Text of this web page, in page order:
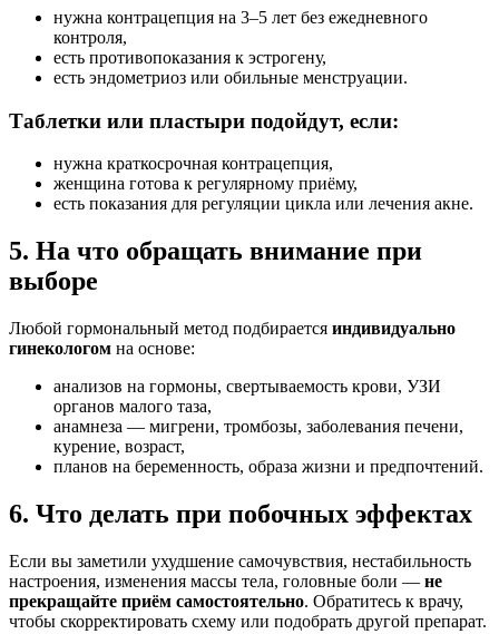
нужна контрацепция на 3–5 лет без ежедневного
контроля,
есть противопоказания к эстрогену,
есть эндометриоз или обильные менструации.
Таблетки или пластыри подойдут, если:
нужна краткосрочная контрацепция,
женщина готова к регулярному приёму,
есть показания для регуляции цикла или лечения акне.
5. На что обращать внимание при
выборе
Любой гормональный метод подбирается индивидуально
гинекологом на основе:
анализов на гормоны, свертываемость крови, УЗИ
органов малого таза,
анамнеза — мигрени, тромбозы, заболевания печени,
курение, возраст,
планов на беременность, образа жизни и предпочтений.
6. Что делать при побочных эффектах
Если вы заметили ухудшение самочувствия, нестабильность
настроения, изменения массы тела, головные боли — не
прекращайте приём самостоятельно. Обратитесь к врачу,
чтобы скорректировать схему или подобрать другой препарат.